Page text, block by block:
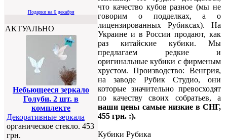
Подарки на 6 декабря
АКТУАЛЬНО
Небьющееся зеркало
Голуби. 2 шт. в
комплекте
Декоративные зеркала
органическое стекло. 453
грн.
что качество кубов разное (мы не
говорим о подделках, а о
лицензированных Рубиксах). На
Украине и в России продают, как
раз китайские кубики. Мы
предлагаем редкие и
оригинальные кубики с фирменым
хрустом. Производство: Венгрия,
на заводе Рубик Студио, они
которые значительно превосходят
по качеству своих собратьев, а
наши цены самые низкие в СНГ,
455 грн. :).
Кубики Рубика